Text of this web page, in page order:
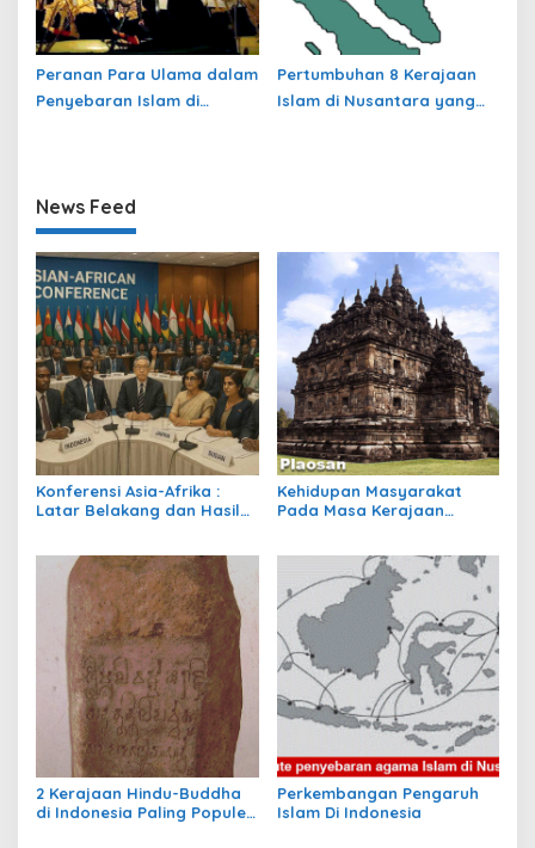
Peranan Para Ulama dalam
Penyebaran Islam di
Pertumbuhan 8 Kerajaan
Islam di Nusantara yang
News Feed
Konferensi Asia-Afrika :
Latar Belakang dan Hasil
Kehidupan Masyarakat
Pada Masa Kerajaan
2 Kerajaan Hindu-Buddha
di Indonesia Paling Populer
Perkembangan Pengaruh
Islam Di Indonesia